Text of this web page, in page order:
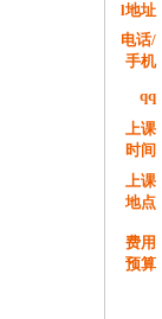
l地址
电话/
手机
qq
上课
时间
上课
地点
费用
预算